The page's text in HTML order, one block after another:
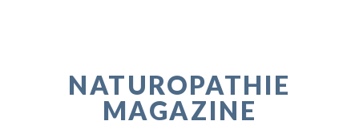
NATUROPATHIE
MAGAZINE